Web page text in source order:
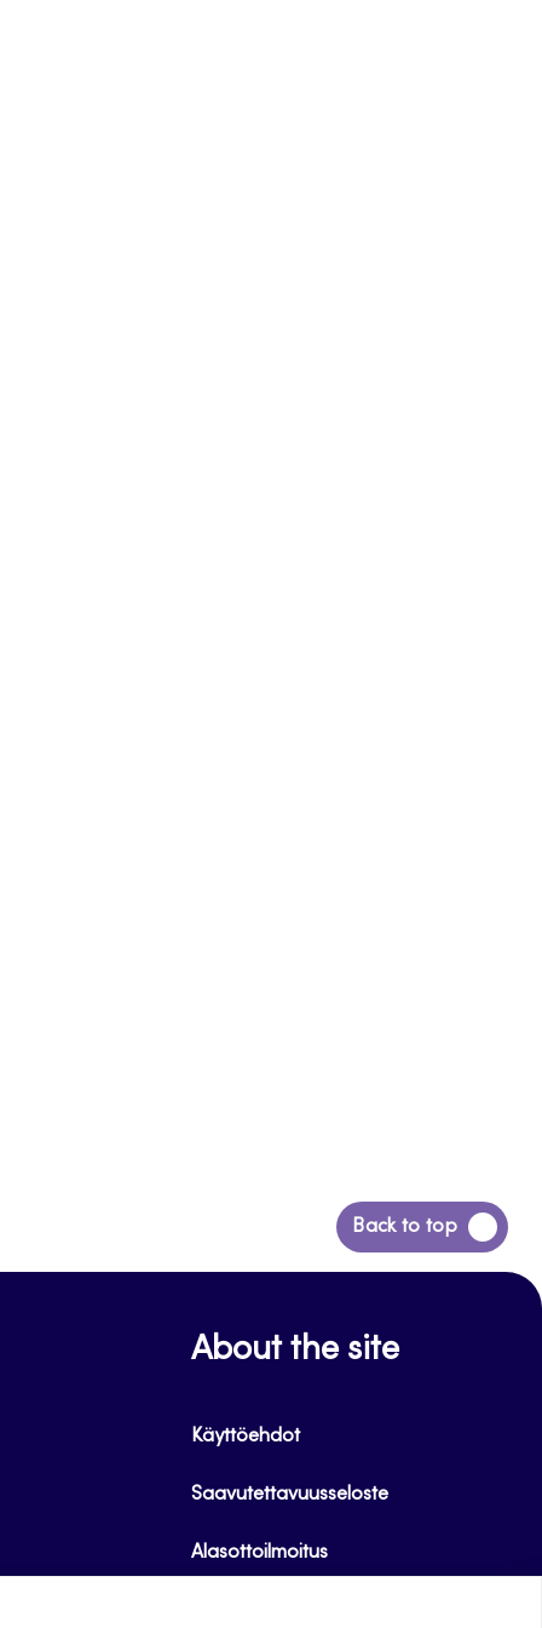
Back to top
Siirry
takaisin
About the site
Käyttöehdot
Saavutettavuusseloste
Alasottoilmoitus